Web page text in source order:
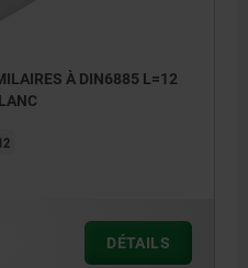
À DIN6885 L=12
DÉTAILS